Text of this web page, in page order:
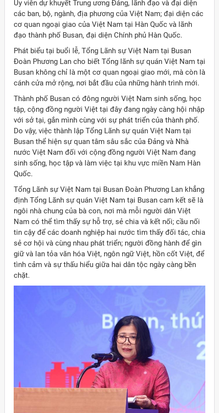
Việt Nam ở nước ngoài
Ủy viên dự khuyết Trung ương Đảng, lãnh đạo và đại diện
các ban, bộ, ngành, địa phương của Việt Nam; đại diện các
cơ quan ngoại giao của Việt Nam tại Hàn Quốc và lãnh
đạo thành phố Busan, đại diện Chính phủ Hàn Quốc.
Phát biểu tại buổi lễ, Tổng Lãnh sự Việt Nam tại Busan
Đoàn Phương Lan cho biết Tổng lãnh sự quán Việt Nam tại
Busan không chỉ là một cơ quan ngoại giao mới, mà còn là
cánh cửa mở rộng, nơi bắt đầu của những hành trình mới.
Thành phố Busan có đông người Việt Nam sinh sống, học
tập, cộng đồng người Việt tại đây đang ngày càng hội nhập
với sở tại, gắn mình cùng với sự phát triển của thành phố.
Do vậy, việc thành lập Tổng Lãnh sự quán Việt Nam tại
Busan thể hiện sự quan tâm sâu sắc của Đảng và Nhà
nước Việt Nam đối với cộng đồng người Việt Nam đang
sinh sống, học tập và làm việc tại khu vực miền Nam Hàn
Quốc.
Tổng Lãnh sự Việt Nam tại Busan Đoàn Phương Lan khẳng
định Tổng Lãnh sự quán Việt Nam tại Busan cam kết sẽ là
ngôi nhà chung của bà con, nơi mà mỗi người dân Việt
Nam có thể tìm thấy sự hỗ trợ, sẻ chia và kết nối; cầu nối
tin cậy để các doanh nghiệp hai nước tìm thấy đối tác, chia
sẻ cơ hội và cùng nhau phát triển; người đồng hành để gìn
giữ và lan tỏa văn hóa Việt, ngôn ngữ Việt, hồn cốt Việt, để
tình cảm và sự thấu hiểu giữa hai dân tộc ngày càng bền
chặt.